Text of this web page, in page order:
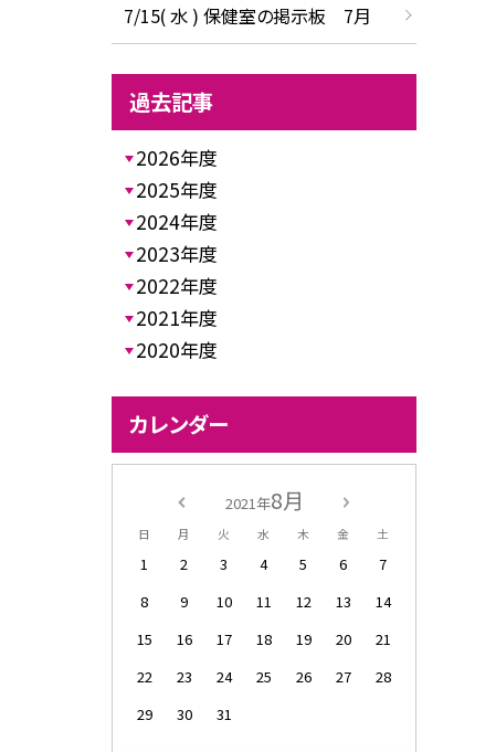
7/15( 水 ) 保健室の掲示板 7月
過去記事
2026年度
2025年度
2024年度
2023年度
2022年度
2021年度
2020年度
カレンダー
2021年8月
日 月 火 水 木 金 土
1 2 3 4 5 6
7
8
9 10 11 12 13
14
15
16 17 18 19 20
21
22
23 24 25 26 27
28
29
30 31